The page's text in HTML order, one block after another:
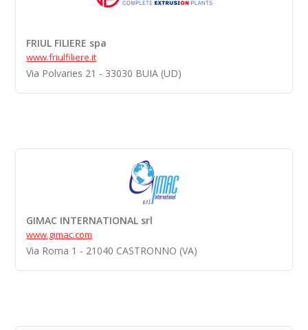
FRIUL FILIERE spa
www.friulfiliere.it
Via Polvaries 21 - 33030 BUIA (UD)
GIMAC INTERNATIONAL srl
www.gimac.com
Via Roma 1 - 21040 CASTRONNO (VA)